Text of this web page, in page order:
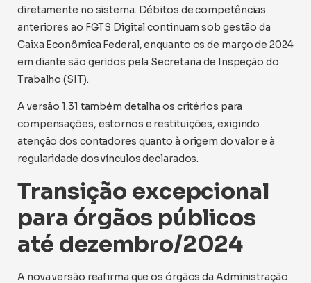
diretamente no sistema. Débitos de competências
anteriores ao FGTS Digital continuam sob gestão da
Caixa Econômica Federal, enquanto os de março de 2024
em diante são geridos pela Secretaria de Inspeção do
Trabalho (SIT).
A versão 1.31 também detalha os critérios para
compensações, estornos e restituições, exigindo
atenção dos contadores quanto à origem do valor e à
regularidade dos vínculos declarados.
Transição excepcional
para órgãos públicos
até dezembro/2024
A nova versão reafirma que os órgãos da Administração